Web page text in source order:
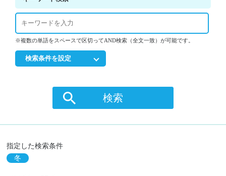
※複数の単語をスペースで区切ってAND検索（全文一致）が可能です。
検索条件を設定
検索
指定した検索条件
冬